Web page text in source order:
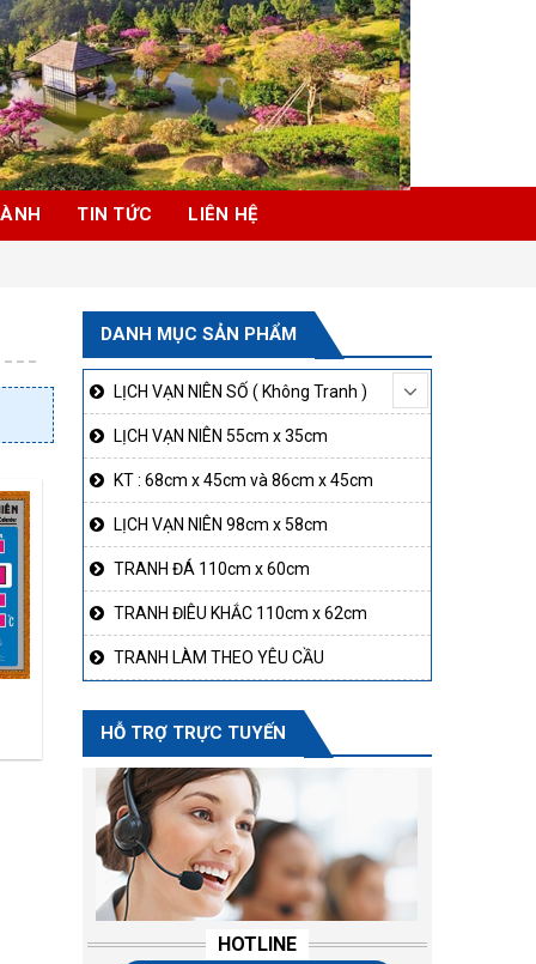
TIN TỨC LIÊN HỆ
DANH MỤC SẢN PHẨM
LỊCH VẠN NIÊN SỐ ( Không Tranh )
LỊCH VẠN NIÊN 55cm x 35cm
KT : 68cm x 45cm và 86cm x 45cm
LỊCH VẠN NIÊN 98cm x 58cm
TRANH ĐÁ 110cm x 60cm
TRANH ĐIÊU KHẮC 110cm x 62cm
TRANH LÀM THEO YÊU CẦU
HỖ TRỢ TRỰC TUYẾN
HOTLINE